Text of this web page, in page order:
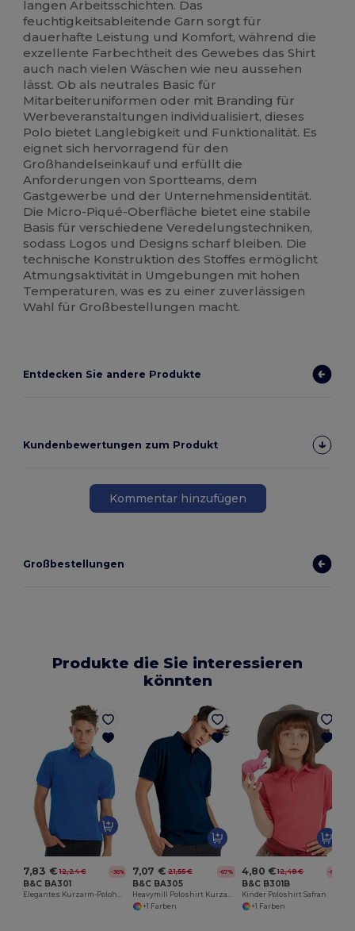
langen Arbeitsschichten. Das
feuchtigkeitsableitende Garn sorgt für
dauerhafte Leistung und Komfort, während die
exzellente Farbechtheit des Gewebes das Shirt
auch nach vielen Wäschen wie neu aussehen
lässt. Ob als neutrales Basic für
Mitarbeiteruniformen oder mit Branding für
Werbeveranstaltungen individualisiert, dieses
Polo bietet Langlebigkeit und Funktionalität. Es
eignet sich hervorragend für den
Großhandelseinkauf und erfüllt die
Anforderungen von Sportteams, dem
Gastgewerbe und der Unternehmensidentität.
Die Micro-Piqué-Oberfläche bietet eine stabile
Basis für verschiedene Veredelungstechniken,
sodass Logos und Designs scharf bleiben. Die
technische Konstruktion des Stoffes ermöglicht
Atmungsaktivität in Umgebungen mit hohen
Temperaturen, was es zu einer zuverlässigen
Wahl für Großbestellungen macht.
Entdecken Sie andere Produkte
Kundenbewertungen zum Produkt
Kommentar hinzufügen
Großbestellungen
Produkte die Sie interessieren
könnten
7,83 € 12,24 € -36%
B&C BA301
Elegantes Kurzarm-Polohemd mit Knopfleiste
7,07 € 21,55 € -67%
B&C BA305
Heavymill Poloshirt Kurzarm
+1 Farben
4,80 € 12,48 € -62%
B&C B301B
Kinder Poloshirt Safran
+1 Farben